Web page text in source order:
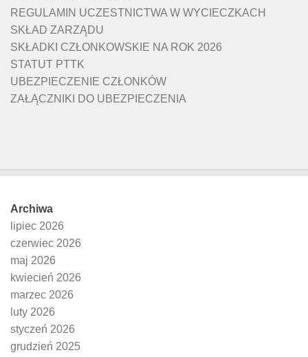
REGULAMIN UCZESTNICTWA W WYCIECZKACH
SKŁAD ZARZĄDU
SKŁADKI CZŁONKOWSKIE NA ROK 2026
STATUT PTTK
UBEZPIECZENIE CZŁONKÓW
ZAŁĄCZNIKI DO UBEZPIECZENIA
Archiwa
lipiec 2026
czerwiec 2026
maj 2026
kwiecień 2026
marzec 2026
luty 2026
styczeń 2026
grudzień 2025